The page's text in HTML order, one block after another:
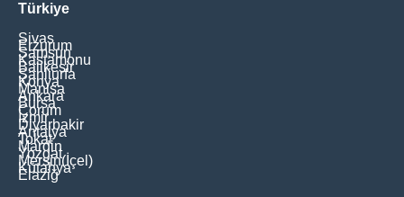
Türkiye
Sivas
Erzurum
Samsun
Kastamonu
Balikesir
Şanliurfa
Konya
Manisa
Ankara
Bursa
Çorum
İzmir
Diyarbakir
Antalya
Tokat
Mardin
Yozgat
Mersin(İçel)
Kütahya
Elaziğ